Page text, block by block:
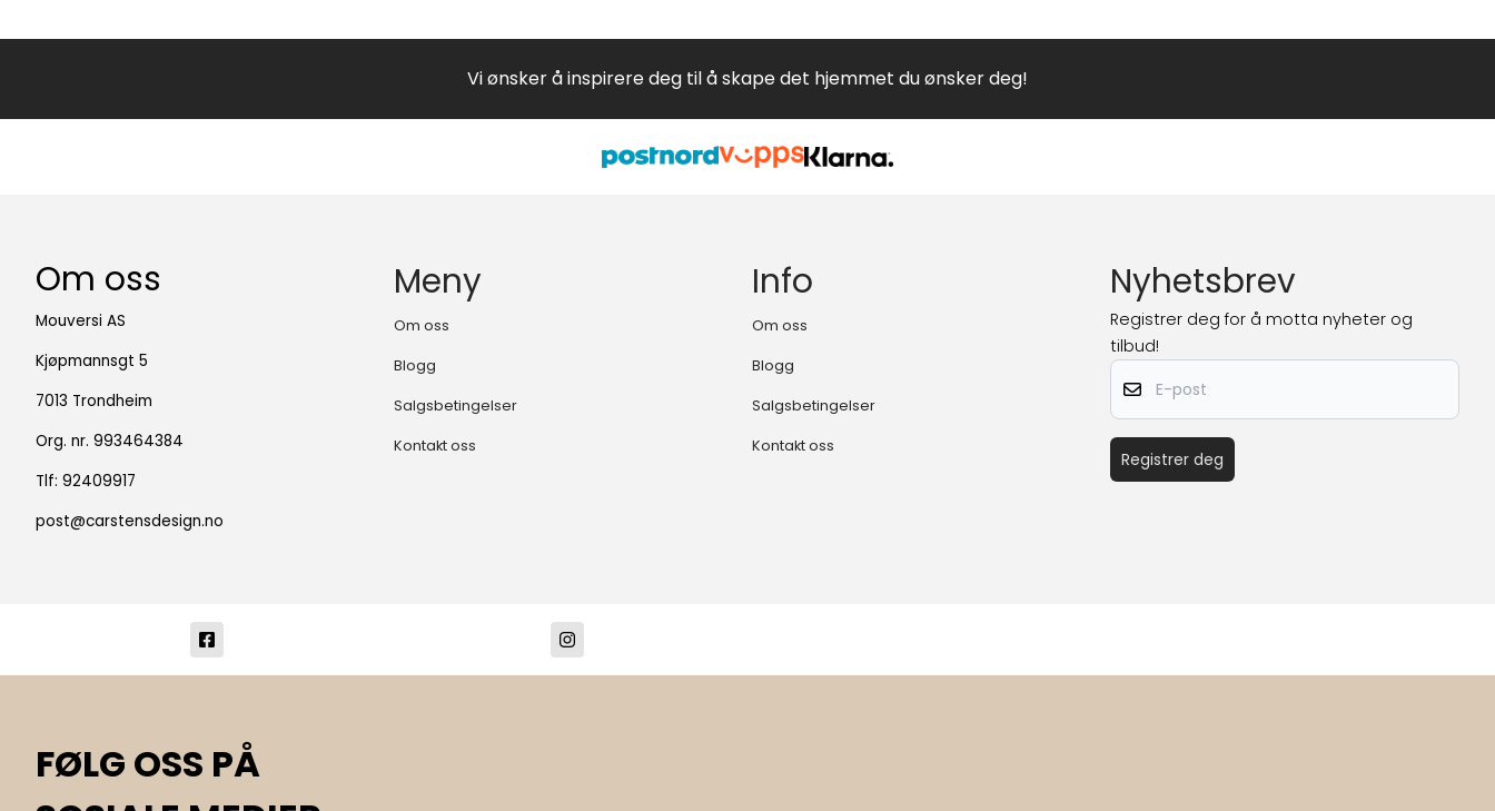
Vi ønsker å inspirere deg til å skape det hjemmet du ønsker deg!
Om oss
Mouversi AS
Kjøpmannsgt 5
7013 Trondheim
Org. nr. 993464384
Tlf: 92409917
post@carstensdesign.no
Meny
Om oss
Blogg
Salgsbetingelser
Kontakt oss
Info
Om oss
Blogg
Salgsbetingelser
Kontakt oss
Nyhetsbrev
Registrer deg for å motta nyheter og
tilbud!
E-post
Registrer deg
FØLG OSS PÅ